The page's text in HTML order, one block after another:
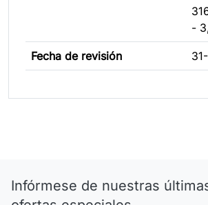
-
Fecha de revisión
Infórmese de nuestras